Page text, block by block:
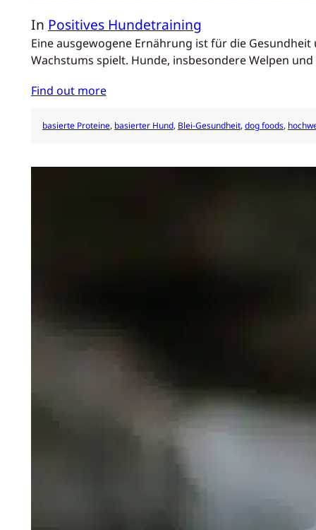
In Positives Hundetraining
Eine ausgewogene Ernährung ist für die
Wachstums spielt. Hunde, insbesondere Welpen
Find out more
basierte Proteine, basierter Hund, Blei-Gesundheit, dog foods,